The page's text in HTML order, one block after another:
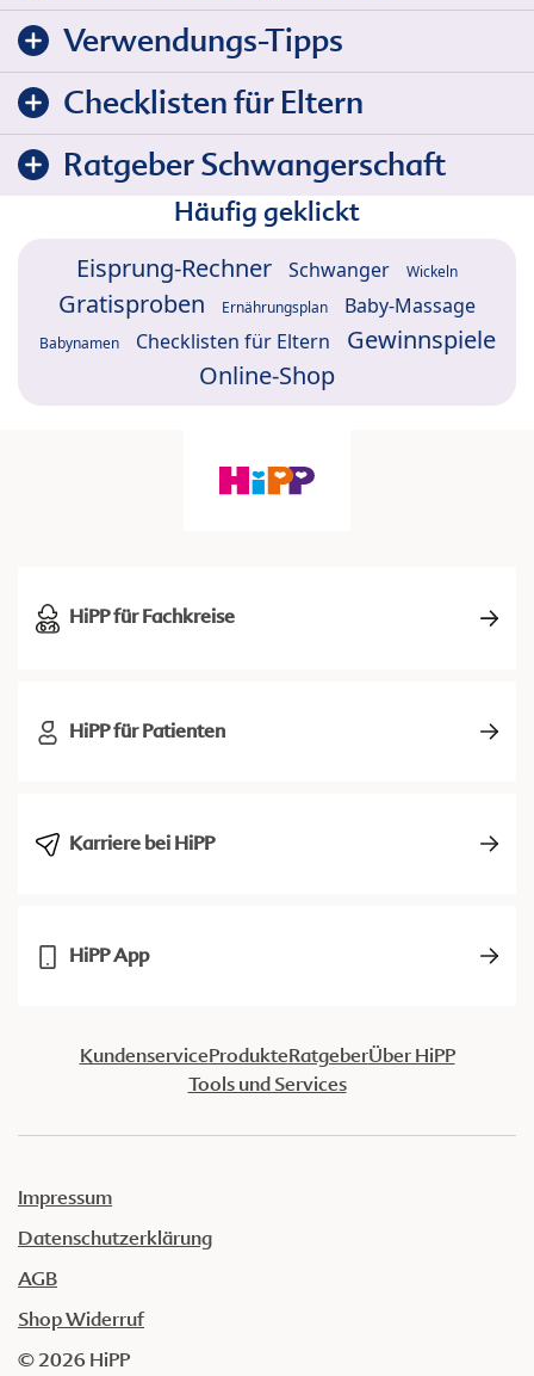
Verwendungs-Tipps
Checklisten für Eltern
Ratgeber Schwangerschaft
Häufig geklickt
Eisprung-Rechner Schwanger Wickeln
Gratisproben Ernährungsplan Baby-Massage
Babynamen Checklisten für Eltern
Gewinnspiele
Online-Shop
HiPP für Fachkreise
HiPP für Patienten
Karriere bei HiPP
HiPP App
KundenserviceProdukteRatgeberÜber HiPP
Tools und Services
Impressum
Datenschutzerklärung
AGB
Shop Widerruf
© 2026 HiPP